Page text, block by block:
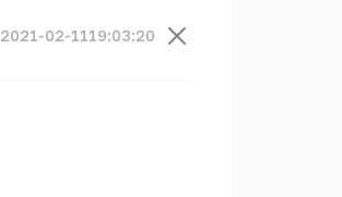
2021-02-1119:03:20